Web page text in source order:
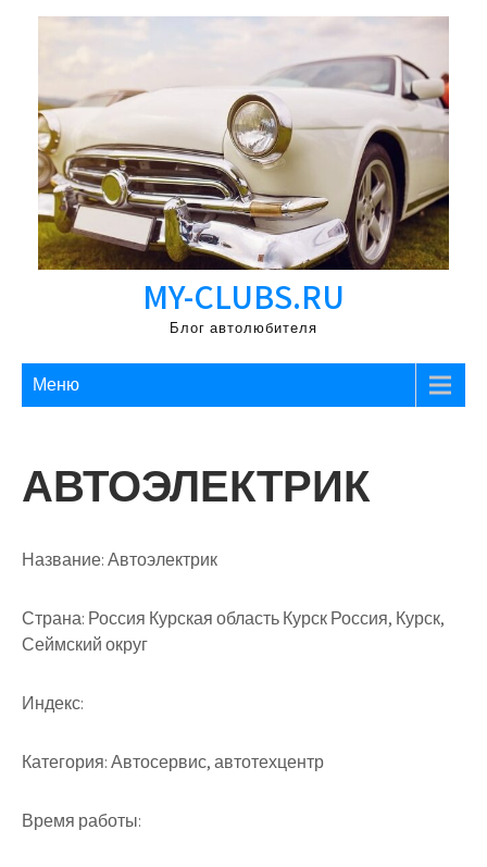
Перейти
MY-CLUBS.RU
Блог автолюбителя
Меню
АВТОЭЛЕКТРИК
Название:Автоэлектрик
Страна: Россия Курская область Курск Россия, Курск,
Сеймский округ
Индекс:
Категория:Автосервис, автотехцентр
Время работы: